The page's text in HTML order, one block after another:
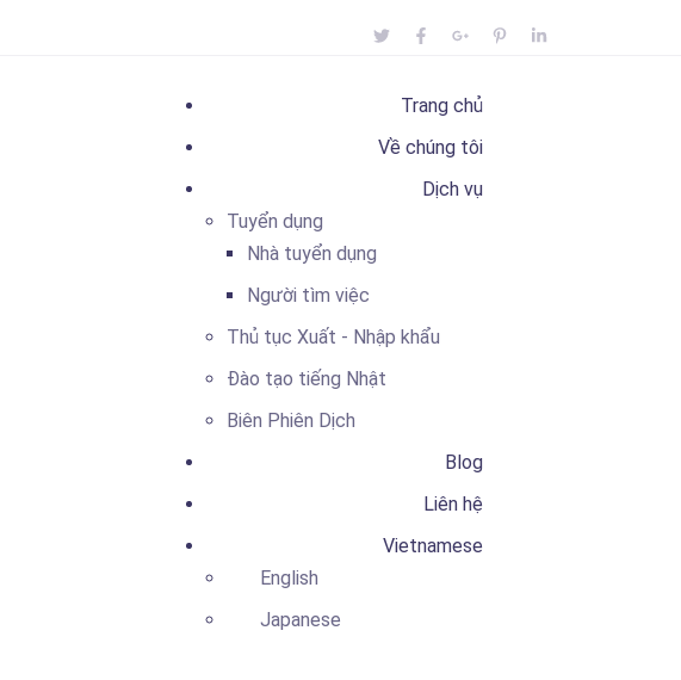
Trang chủ
Về chúng tôi
Dịch vụ
Tuyển dụng
Nhà tuyển dụng
Người tìm việc
Thủ tục Xuất - Nhập khẩu
Đào tạo tiếng Nhật
Biên Phiên Dịch
Blog
Liên hệ
Vietnamese
English
Japanese